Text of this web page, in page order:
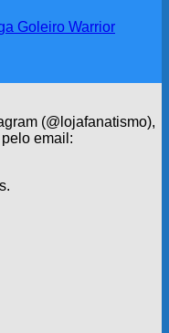
Goleiro Warrior
(@lojafanatismo),
email: